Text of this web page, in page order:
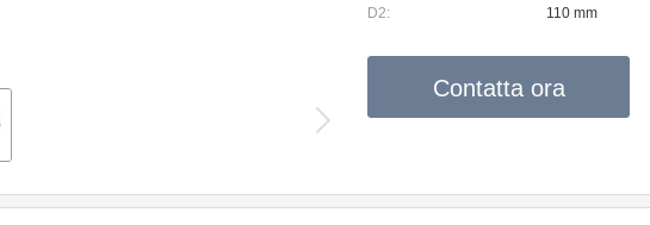
D2:
110 mm
Contatta ora